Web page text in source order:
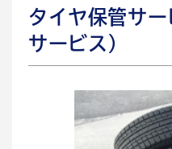
タイヤ保管サ
サービス）